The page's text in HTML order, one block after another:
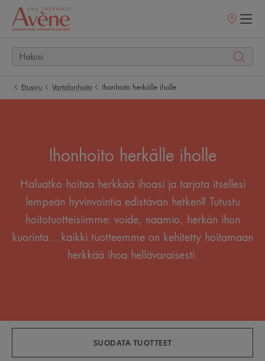
Myyntipisteet
Etusivu Vartalonhoito Ihonhoito herkälle iholle
Ihonhoito herkälle iholle
Haluatko hoitaa herkkää ihoasi ja tarjota itsellesi
lempeän hyvinvointia edistävän hetken? Tutustu
hoitotuotteisiimme: voide, naamio, herkän ihon
kuorinta... kaikki tuotteemme on kehitetty hoitamaan
herkkää ihoa hellävaraisesti.
SUODATA TUOTTEET